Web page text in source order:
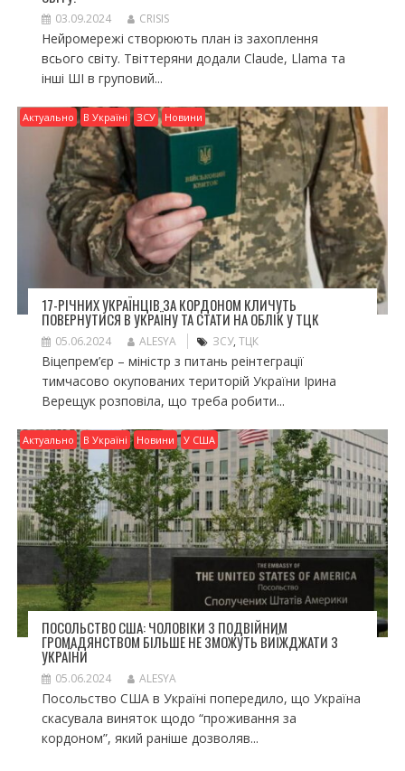
03.09.2024 CRISIS
Нейромережі створюють план із захоплення
всього світу. Твіттеряни додали Claude, Llama та
інші ШІ в груповий...
Актуально В Україні ЗСУ Новини
17-РІЧНИХ УКРАЇНЦІВ ЗА КОРДОНОМ КЛИЧУТЬ
ПОВЕРНУТИСЯ В УКРАЇНУ ТА СТАТИ НА ОБЛІК У ТЦК
05.06.2024 ALESYA ЗСУ, ТЦК
Віцепрем’єр – міністр з питань реінтеграції
тимчасово окупованих територій України Ірина
Верещук розповіла, що треба робити...
Актуально В Україні Новини У США
ПОСОЛЬСТВО США: ЧОЛОВІКИ З ПОДВІЙНИМ
ГРОМАДЯНСТВОМ БІЛЬШЕ НЕ ЗМОЖУТЬ ВИЇЖДЖАТИ З
УКРАЇНИ
05.06.2024 ALESYA
Посольство США в Україні попередило, що Україна
скасувала виняток щодо “проживання за
кордоном”, який раніше дозволяв...